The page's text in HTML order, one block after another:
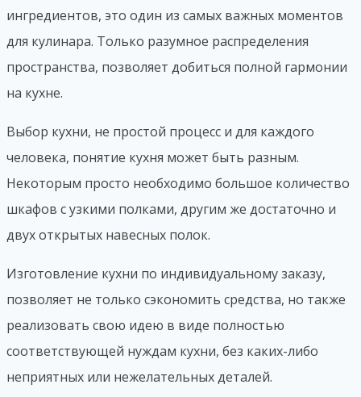
ингредиентов, это один из самых важных моментов
для кулинара. Только разумное распределения
пространства, позволяет добиться полной гармонии
на кухне.
Выбор кухни, не простой процесс и для каждого
человека, понятие кухня может быть разным.
Некоторым просто необходимо большое количество
шкафов с узкими полками, другим же достаточно и
двух открытых навесных полок.
Изготовление кухни по индивидуальному заказу,
позволяет не только сэкономить средства, но также
реализовать свою идею в виде полностью
соответствующей нуждам кухни, без каких-либо
неприятных или нежелательных деталей.